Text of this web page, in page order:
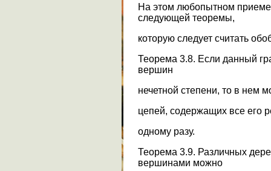
На этом любопытном приеме
следующей теоремы,
которую следует считать
Теорема 3.8. Если данный
вершин
нечетной степени, то в нем
цепей, содержащих все его
одному разу.
Теорема 3.9. Различных
вершинами можно